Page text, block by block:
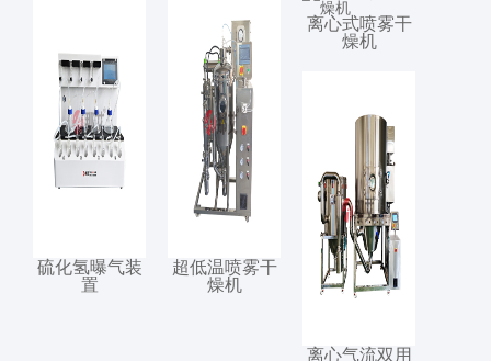
硫化氢曝气装
置
超低温喷雾干
燥机
离心式喷雾干
燥机
离心气流双用